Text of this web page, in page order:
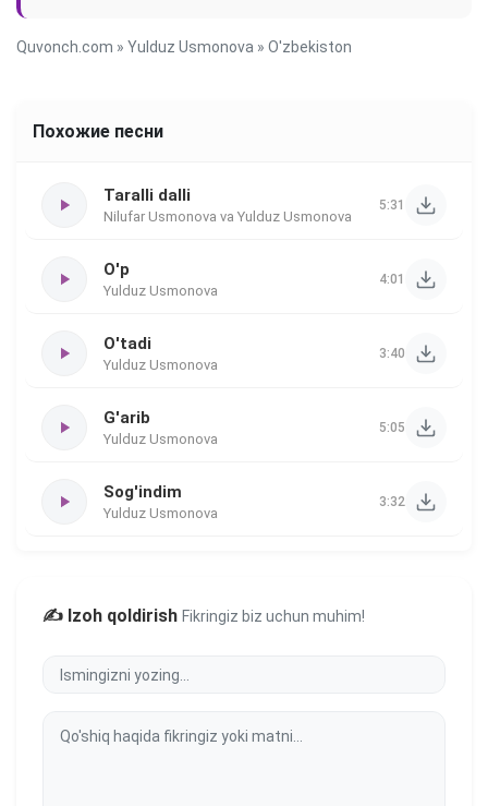
Quvonch.com » Yulduz Usmonova » O'zbekiston
Похожие песни
Taralli dalli
Nilufar Usmonova va Yulduz Usmonova
5:31
O'p
Yulduz Usmonova
4:01
O'tadi
Yulduz Usmonova
3:40
G'arib
Yulduz Usmonova
5:05
Sog'indim
Yulduz Usmonova
3:32
✍️ Izoh qoldirish Fikringiz biz uchun muhim!